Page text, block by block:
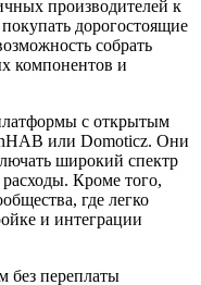
производителей к
дорогостоящие
собрать
компонентов и
с открытым
или Domoticz. Они
широкий спектр
Кроме того,
где легко
и интеграции